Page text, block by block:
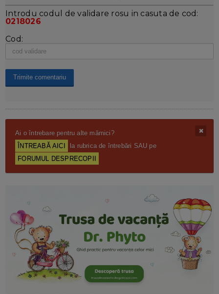
Introdu codul de validare rosu in casuta de cod:
0218026
Cod:
Ai o întrebare pentru alte mămici?
ÎNTREABĂ AICI
la rubrica de întrebări SAU pe
FORUMUL DESPRECOPII